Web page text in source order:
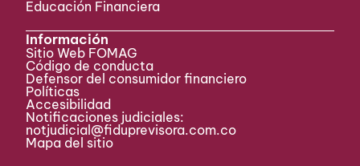
Educación Financiera
Información
Sitio Web FOMAG
Código de conducta
Defensor del consumidor financiero
Políticas
Accesibilidad
Notificaciones judiciales:
notjudicial@fiduprevisora.com.co
Mapa del sitio